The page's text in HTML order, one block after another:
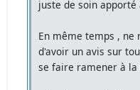
juste de soin apporté
En même temps ,
d'avoir un avis sur
se faire ramener à